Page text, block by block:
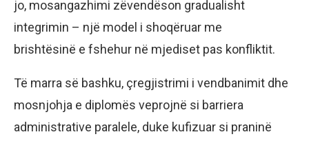
jo, mosangazhimi zëvendëson gradualisht
integrimin – një model i shoqëruar me
brishtësinë e fshehur në mjediset pas konfliktit.
Të marra së bashku, çregjistrimi i vendbanimit dhe
mosnjohja e diplomës veprojnë si barriera
administrative paralele, duke kufizuar si praninë